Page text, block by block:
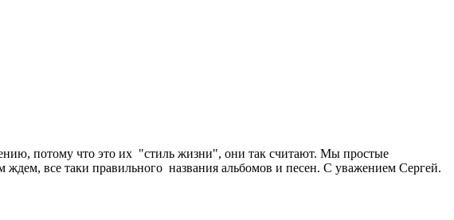
потому что это их "стиль жизни", они так считают. Мы простые
все таки правильного названия альбомов и песен. С уважением Сергей.